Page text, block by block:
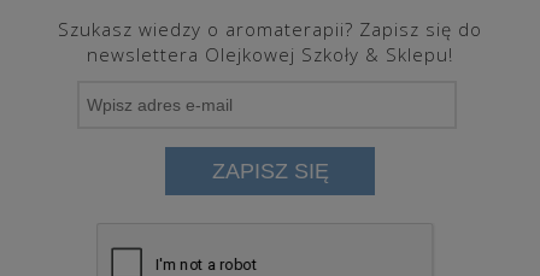
Szukasz wiedzy o aromaterapii? Zapisz się do
newslettera Olejkowej Szkoły & Sklepu!
ZAPISZ SIĘ